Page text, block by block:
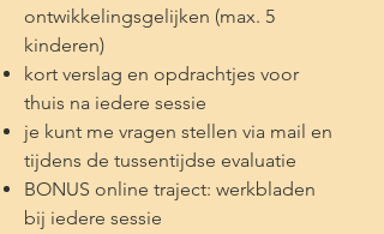
ontwikkelingsgelijken (max. 5
kinderen)
kort verslag en opdrachtjes voor
thuis na iedere sessie
je kunt me vragen stellen via mail en
tijdens de tussentijdse evaluatie
BONUS online traject: werkbladen
bij iedere sessie